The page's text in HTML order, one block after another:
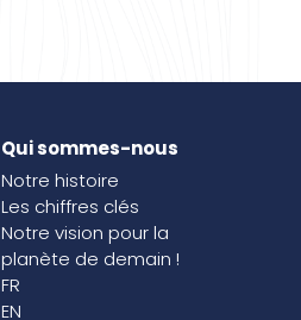
Qui sommes-nous
Notre histoire
Les chiffres clés
Notre vision pour la
planète de demain !
FR
EN